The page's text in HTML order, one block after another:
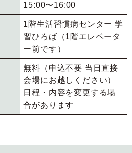
15:00〜16:00
1階生活習慣病センター 学
習ひろば（1階エレベータ
ー前です）
無料（申込不要 当日直接
会場にお越しください）
日程・内容を変更する場
合があります